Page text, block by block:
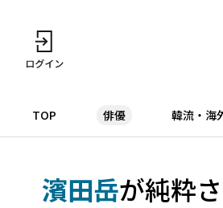
TOP 俳優 韓流・海
濱田岳が純粋